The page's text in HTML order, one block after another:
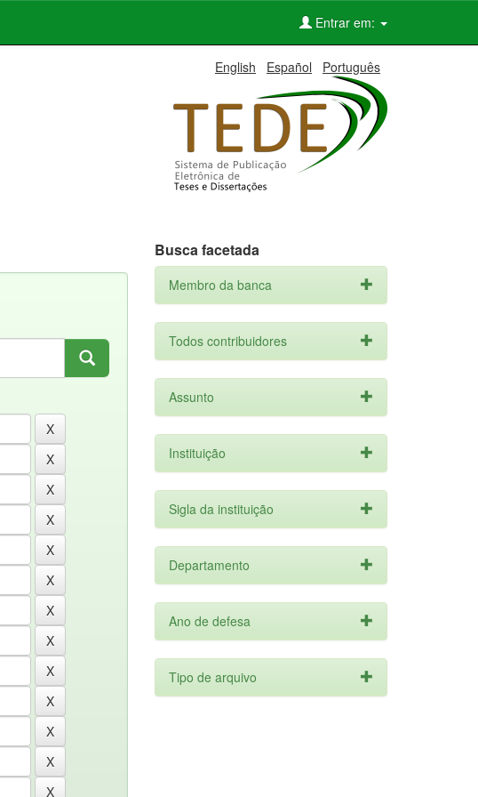
Entrar em:
English Español Português
Busca facetada
Membro da banca
Todos contribuidores
Assunto
Instituição
Sigla da instituição
Departamento
Ano de defesa
Tipo de arquivo